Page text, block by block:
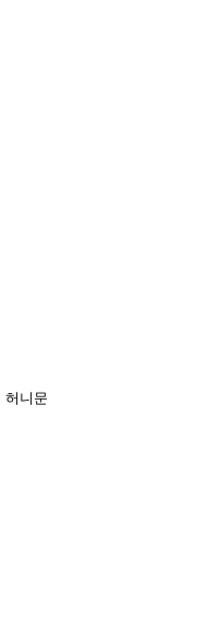
허니문